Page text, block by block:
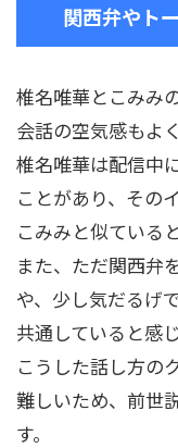
関西弁やト
椎名唯華とこみみ
会話の空気感もよ
椎名唯華は配信中
ことがあり、その
こみみと似ている
また、ただ関西弁
や、少し気だるげ
共通していると感
こうした話し方の
難しいため、前世
す。